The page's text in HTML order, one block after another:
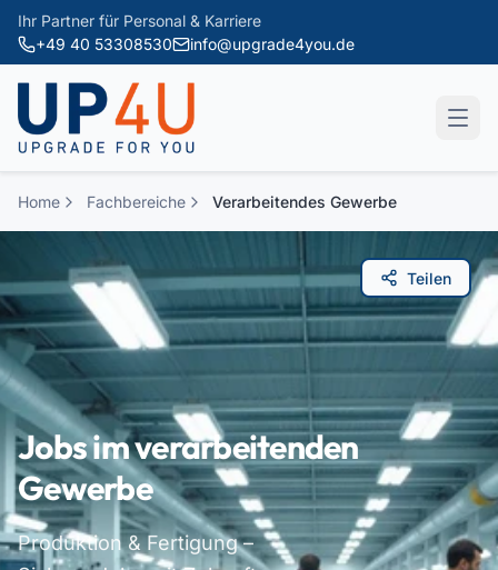
Zum Hauptinhalt springen
Ihr Partner für Personal & Karriere
+49 40 53308530
info@upgrade4you.de
Home Fachbereiche Verarbeitendes Gewerbe
Teilen
Jobs im verarbeitenden
Gewerbe
Produktion & Fertigung –